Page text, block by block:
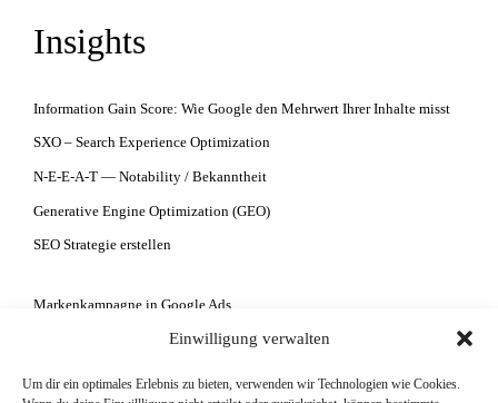
Einwilligung verwalten
Um dir ein optimales Erlebnis zu bieten, verwenden wir Technologien wie Cookies.
Insights
Information Gain Score: Wie Google den Mehrwert Ihrer Inhalte misst
SXO – Search Experience Optimization
N-E-E-A-T — Notability / Bekanntheit
Generative Engine Optimization (GEO)
SEO Strategie erstellen
Markenkampagne in Google Ads
Google Ads Kampagne erstellen lassen